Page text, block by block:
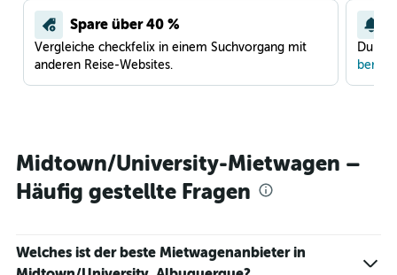
Spare über 40 %
Vergleiche checkfelix in einem Suchvorgang mit
anderen Reise-Websites.
Du
Midtown/University-Mietwagen –
Häufig gestellte Fragen
Welches ist der beste Mietwagenanbieter in